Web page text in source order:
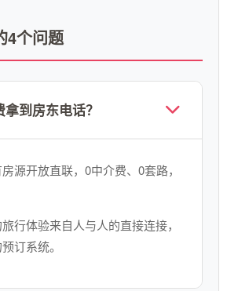
4个问题
到房东电话？
源开放直联，0中介费、0套路，
行体验来自人与人的直接连接，
订系统。